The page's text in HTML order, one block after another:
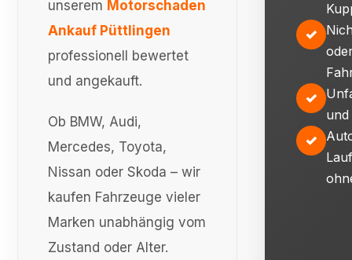
unserem Motorschaden
Ankauf Püttlingen
professionell bewertet
und angekauft.
Ob BMW, Audi,
Mercedes, Toyota,
Nissan oder Skoda – wir
kaufen Fahrzeuge vieler
Marken unabhängig vom
Zustand oder Alter.
✓
✓
✓